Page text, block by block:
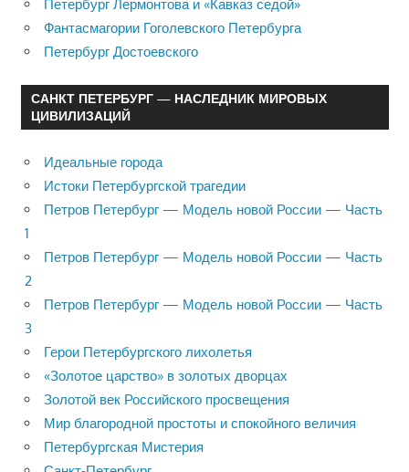
Петербург Лермонтова и «Кавказ седой»
Фантасмагории Гоголевского Петербурга
Петербург Достоевского
САНКТ ПЕТЕРБУРГ — НАСЛЕДНИК МИРОВЫХ
ЦИВИЛИЗАЦИЙ
Идеальные города
Истоки Петербургской трагедии
Петров Петербург — Модель новой России — Часть
1
Петров Петербург — Модель новой России — Часть
2
Петров Петербург — Модель новой России — Часть
3
Герои Петербургского лихолетья
«Золотое царство» в золотых дворцах
Золотой век Российского просвещения
Мир благородной простоты и спокойного величия
Петербургская Мистерия